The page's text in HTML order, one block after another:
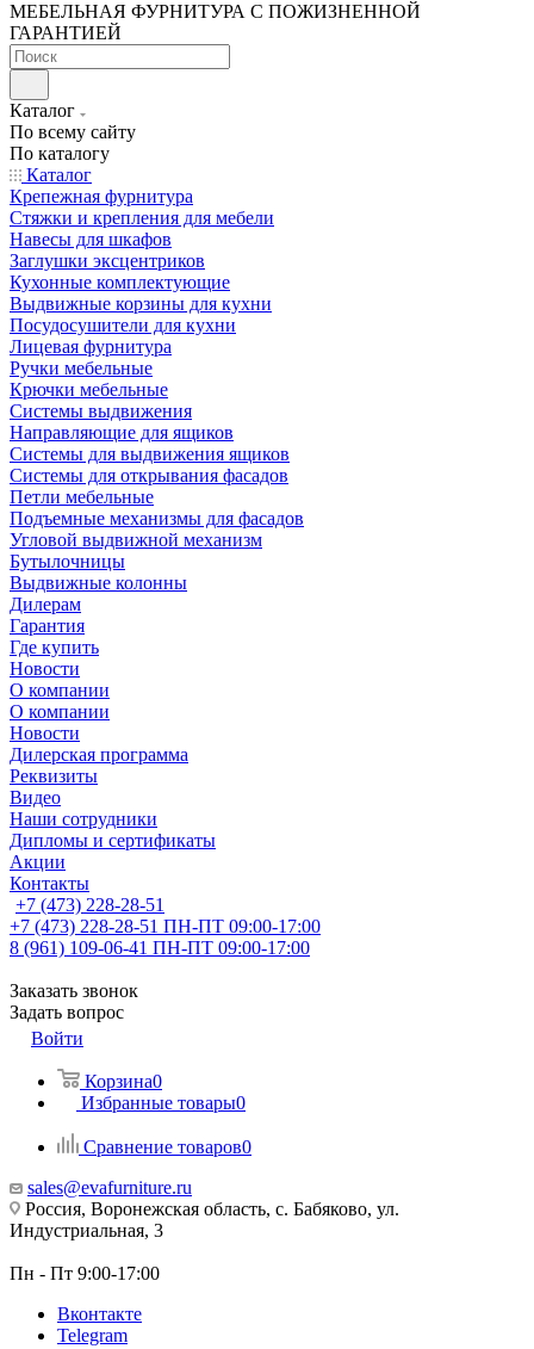
МЕБЕЛЬНАЯ ФУРНИТУРА С ПОЖИЗНЕННОЙ
ГАРАНТИЕЙ
Каталог
По всему сайту
По каталогу
Каталог
Крепежная фурнитура
Стяжки и крепления для мебели
Навесы для шкафов
Заглушки эксцентриков
Кухонные комплектующие
Выдвижные корзины для кухни
Посудосушители для кухни
Лицевая фурнитура
Ручки мебельные
Крючки мебельные
Системы выдвижения
Направляющие для ящиков
Системы для выдвижения ящиков
Системы для открывания фасадов
Петли мебельные
Подъемные механизмы для фасадов
Угловой выдвижной механизм
Бутылочницы
Выдвижные колонны
Дилерам
Гарантия
Где купить
Новости
О компании
О компании
Новости
Дилерская программа
Реквизиты
Видео
Наши сотрудники
Дипломы и сертификаты
Акции
Контакты
+7 (473) 228-28-51
+7 (473) 228-28-51 ПН-ПТ 09:00-17:00
8 (961) 109-06-41 ПН-ПТ 09:00-17:00
Заказать звонок
Задать вопрос
Войти
Корзина0
Избранные товары0
Сравнение товаров0
sales@evafurniture.ru
Россия, Воронежская область, с. Бабяково, ул.
Индустриальная, 3
Пн - Пт 9:00-17:00
Вконтакте
Telegram